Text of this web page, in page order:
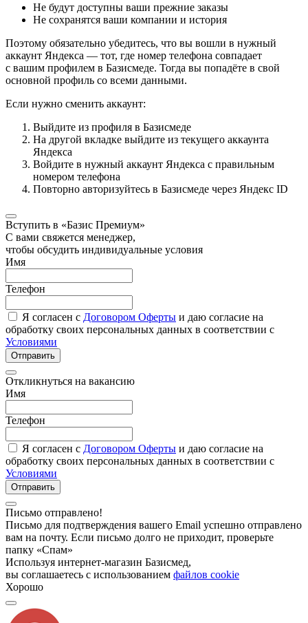
Не будут доступны ваши прежние заказы
Не сохранятся ваши компании и история
Поэтому обязательно убедитесь, что вы вошли в нужный
аккаунт Яндекса — тот, где номер телефона совпадает
с вашим профилем в Базисмеде. Тогда вы попадёте в свой
основной профиль со всеми данными.
Если нужно сменить аккаунт:
Выйдите из профиля в Базисмеде
На другой вкладке выйдите из текущего аккаунта
Яндекса
Войдите в нужный аккаунт Яндекса с правильным
номером телефона
Повторно авторизуйтесь в Базисмеде через Яндекс ID
Вступить в «Базис Премиум»
С вами свяжется менеджер,
чтобы обсудить индивидуальные условия
Имя
Телефон
Я согласен с Договором Оферты и даю согласие на
обработку своих персональных данных в соответствии с
Условиями
Отправить
Откликнуться на вакансию
Имя
Телефон
Я согласен с Договором Оферты и даю согласие на
обработку своих персональных данных в соответствии с
Условиями
Отправить
Письмо отправлено!
Письмо для подтверждения вашего Email успешно отправлено
вам на почту. Если письмо долго не приходит, проверьте
папку «Спам»
Используя интернет-магазин Базисмед,
вы соглашаетесь с использованием файлов cookie
Хорошо